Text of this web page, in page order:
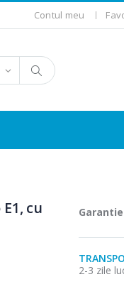
Contul meu
cu
2-3 zile